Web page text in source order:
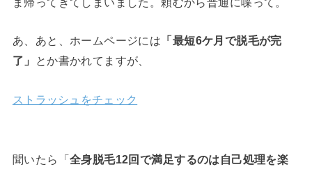
あ、あと、ホームページには 「最短6ケ月で脱毛が完
了」
とか書かれてますが、
ストラッシュをチェック
聞いたら「全身脱毛12回で満足するのは自己処理を楽